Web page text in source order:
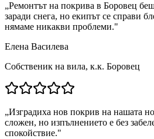
„Ремонтът на покрива в Боровец
заради снега, но екипът се справи
нямаме никакви проблеми."
Елена Василева
Собственик на вила, к.к. Боровец
„Изградиха нов покрив на нашата
сложен, но изпълнението е без
спокойствие."